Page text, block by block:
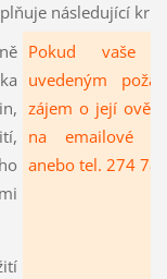
následující
Pokud vaše
uvedeným
zájem o její
na emailové
anebo tel. 274